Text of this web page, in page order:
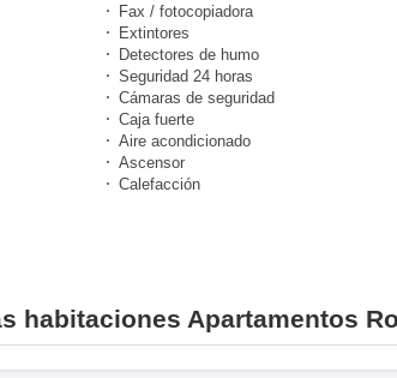
Fax / fotocopiadora
Extintores
Detectores de humo
Seguridad 24 horas
Cámaras de seguridad
Caja fuerte
Aire acondicionado
Ascensor
Calefacción
habitaciones Apartamentos